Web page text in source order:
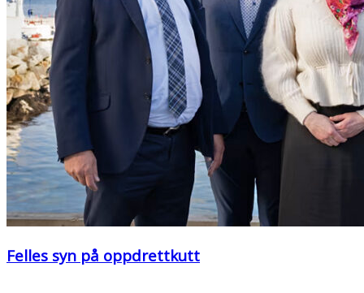
Felles syn på oppdrettkutt